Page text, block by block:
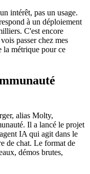
intérêt, pas un usage.
à un déploiement
C'est encore
passer chez mes
la métrique pour ce
, alias Molty,
Il a lancé le projet
IA qui agit dans le
de chat. Le format de
démos brutes,